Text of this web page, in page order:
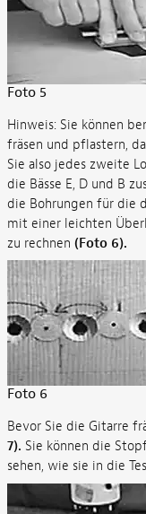
Foto 5
Hinweis: Sie können
fräsen und pflastern,
Sie also jedes zweite
die Bässe E, D und B
die Bohrungen für die
mit einer leichten
zu rechnen (Foto 6).
Foto 6
Bevor Sie die Gitarre
7). Sie können die
sehen, wie sie in die